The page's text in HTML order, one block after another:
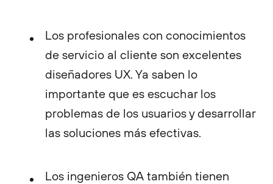
Los profesionales con conocimientos
de servicio al cliente son excelentes
diseñadores UX. Ya saben lo
importante que es escuchar los
problemas de los usuarios y desarrollar
las soluciones más efectivas.
Los ingenieros QA también tienen